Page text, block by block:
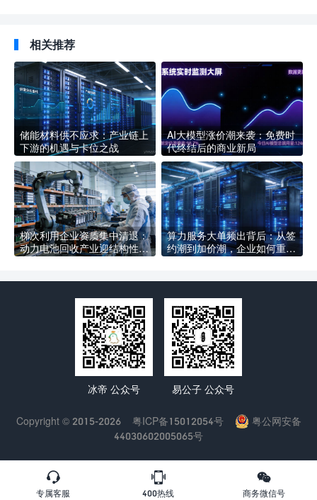
相关推荐
储能材料供不应求：产业链上
下游的机遇与卡位之战
AI大模型涨价潮来袭：免费时
代终结后的商业新局
梯次利用企业资质集中清退：
动力电池回收产业迎结构性洗
算力服务大单频出背后：从签
约潮到加价潮，企业如何重新

专属客服

400热线

商务微信号
冰帝 公众号 易公子 公众号
Copyright © 2015-2026 粤ICP备15012054号
粤公网安备
44030602005065号